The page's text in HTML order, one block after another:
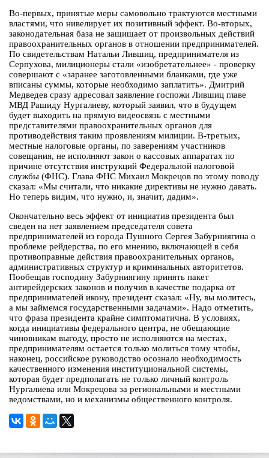
Во-первых, принятые меры самовольно трактуются местными
властями, что нивелирует их позитивный эффект. Во-вторых,
законодательная база не защищает от произвольных действий
правоохранительных органов в отношении предпринимателей.
По свидетельствам Натальи Лившиц, предпринимателя из
Серпухова, милиционеры стали «изобретательнее» - проверку
совершают с «заранее заготовленными бланками, где уже
вписаны суммы, которые необходимо заплатить». Дмитрий
Медведев сразу адресовал заявление госпожи Лившиц главе
МВД Рашиду Нургалиеву, который заявил, что в будущем
будет выходить на прямую видеосвязь с местными
представителями правоохранительных органов для
противодействия таким проявлениям милиции. В-третьих,
местные налоговые органы, по заверениям участников
совещания, не исполняют закон о кассовых аппаратах по
причине отсутствия инструкций Федеральной налоговой
службы (ФНС). Глава ФНС Михаил Мокрецов по этому поводу
сказал: «Мы считали, что никакие директивы не нужно давать.
Но теперь видим, что нужно, и, значит, дадим».
Окончательно весь эффект от инициатив президента был
сведен на нет заявлением председателя совета
предпринимателей из города Пушного Сергея Забурниягина о
проблеме рейдерства, по его мнению, включающей в себя
противоправные действия правоохранительных органов,
административных структур и криминальных авторитетов.
Пообещав господину Забурниягину принять пакет
антирейдерских законов и получив в качестве подарка от
предпринимателей икону, президент сказал: «Ну, вы молитесь,
а мы займемся государственными задачами». Надо отметить,
что фраза президента крайне симптоматична. В условиях,
когда инициативы федерального центра, не обещающие
чиновникам выгоду, просто не исполняются на местах,
предпринимателям остается только молиться тому чтобы,
наконец, российское руководство осознало необходимость
качественного изменения институциональной системы,
которая будет предполагать не только личный контроль
Нургалиева или Мокрецова за региональными и местными
ведомствами, но и механизмы общественного контроля.